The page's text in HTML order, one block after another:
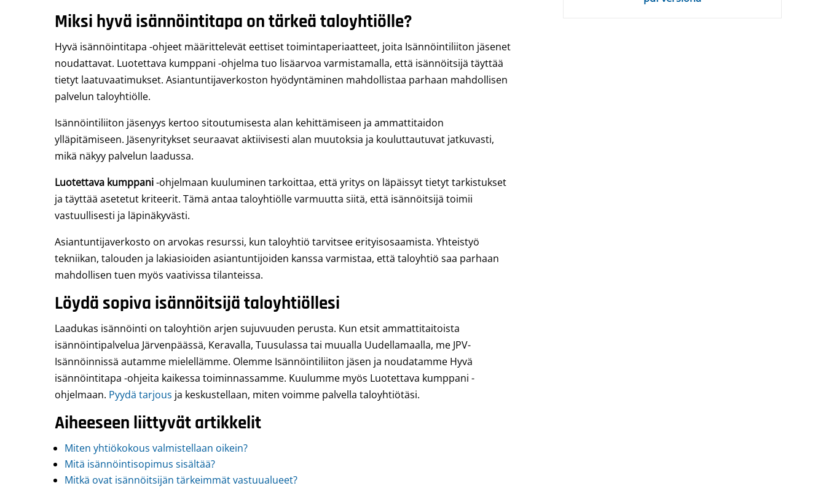
Miksi hyvä isännöintitapa on tärkeä taloyhtiölle?
Hyvä isännöintitapa -ohjeet määrittelevät eettiset toimintaperiaatteet, joita Isännöintiliiton jäsenet
noudattavat. Luotettava kumppani -ohjelma tuo lisäarvoa varmistamalla, että isännöitsijä täyttää
tietyt laatuvaatimukset. Asiantuntijaverkoston hyödyntäminen mahdollistaa parhaan mahdollisen
palvelun taloyhtiölle.
Isännöintiliiton jäsenyys kertoo sitoutumisesta alan kehittämiseen ja ammattitaidon
ylläpitämiseen. Jäsenyritykset seuraavat aktiivisesti alan muutoksia ja kouluttautuvat jatkuvasti,
mikä näkyy palvelun laadussa.
Luotettava kumppani-ohjelmaan kuuluminen tarkoittaa, että yritys on läpäissyt tietyt tarkistukset
ja täyttää asetetut kriteerit. Tämä antaa taloyhtiölle varmuutta siitä, että isännöitsijä toimii
vastuullisesti ja läpinäkyvästi.
Asiantuntijaverkosto on arvokas resurssi, kun taloyhtiö tarvitsee erityisosaamista. Yhteistyö
tekniikan, talouden ja lakiasioiden asiantuntijoiden kanssa varmistaa, että taloyhtiö saa parhaan
mahdollisen tuen myös vaativissa tilanteissa.
Löydä sopiva isännöitsijä taloyhtiöllesi
Laadukas isännöinti on taloyhtiön arjen sujuvuuden perusta. Kun etsit ammattitaitoista
isännöintipalvelua Järvenpäässä, Keravalla, Tuusulassa tai muualla Uudellamaalla, me JPV-
Isännöinnissä autamme mielellämme. Olemme Isännöintiliiton jäsen ja noudatamme Hyvä
isännöintitapa -ohjeita kaikessa toiminnassamme. Kuulumme myös Luotettava kumppani -
ohjelmaan. Pyydä tarjous ja keskustellaan, miten voimme palvella taloyhtiötäsi.
Aiheeseen liittyvät artikkelit
Miten yhtiökokous valmistellaan oikein?
Mitä isännöintisopimus sisältää?
Mitkä ovat isännöitsijän tärkeimmät vastuualueet?